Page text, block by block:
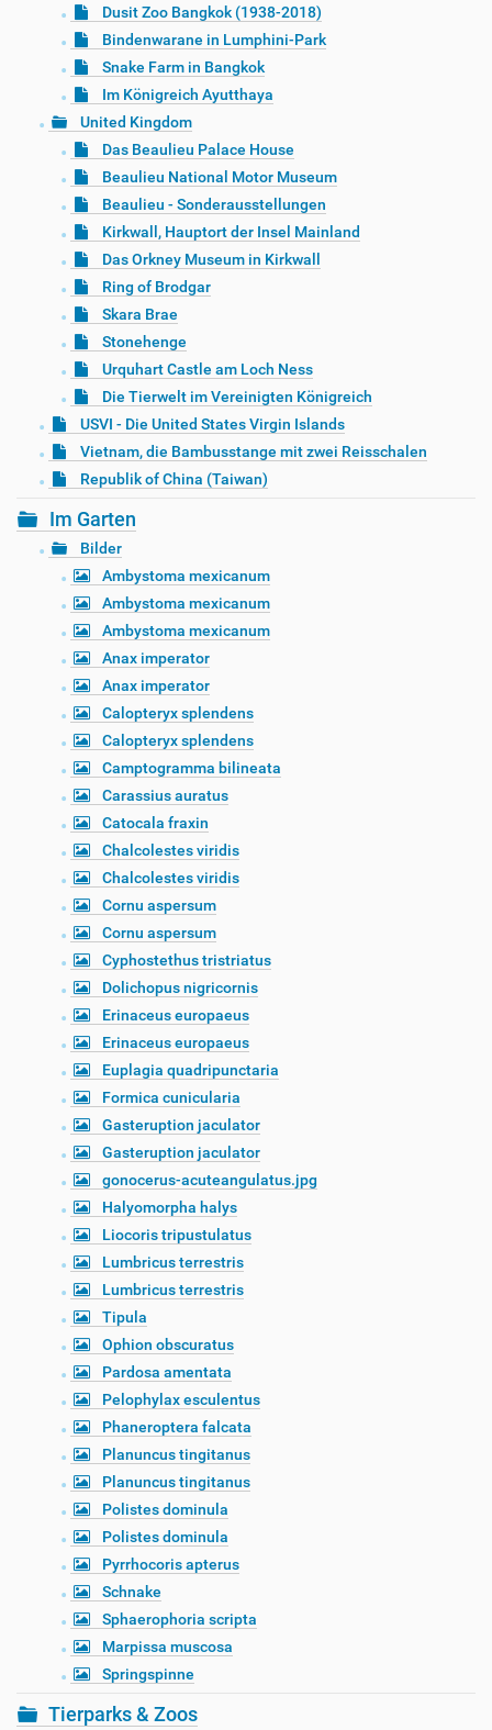
Dusit Zoo Bangkok (1938-2018)
Bindenwarane in Lumphini-Park
Snake Farm in Bangkok
Im Königreich Ayutthaya
United Kingdom
Das Beaulieu Palace House
Beaulieu National Motor Museum
Beaulieu - Sonderausstellungen
Kirkwall, Hauptort der Insel Mainland
Das Orkney Museum in Kirkwall
Ring of Brodgar
Skara Brae
Stonehenge
Urquhart Castle am Loch Ness
Die Tierwelt im Vereinigten Königreich
USVI - Die United States Virgin Islands
Vietnam, die Bambusstange mit zwei Reisschalen
Republik of China (Taiwan)
Im Garten
Bilder
Ambystoma mexicanum
Ambystoma mexicanum
Ambystoma mexicanum
Anax imperator
Anax imperator
Calopteryx splendens
Calopteryx splendens
Camptogramma bilineata
Carassius auratus
Catocala fraxin
Chalcolestes viridis
Chalcolestes viridis
Cornu aspersum
Cornu aspersum
Cyphostethus tristriatus
Dolichopus nigricornis
Erinaceus europaeus
Erinaceus europaeus
Euplagia quadripunctaria
Formica cunicularia
Gasteruption jaculator
Gasteruption jaculator
gonocerus-acuteangulatus.jpg
Halyomorpha halys
Liocoris tripustulatus
Lumbricus terrestris
Lumbricus terrestris
Tipula
Ophion obscuratus
Pardosa amentata
Pelophylax esculentus
Phaneroptera falcata
Planuncus tingitanus
Planuncus tingitanus
Polistes dominula
Polistes dominula
Pyrrhocoris apterus
Schnake
Sphaerophoria scripta
Marpissa muscosa
Springspinne
Tierparks & Zoos